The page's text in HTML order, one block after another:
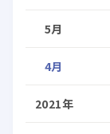
5月
4月
2021年